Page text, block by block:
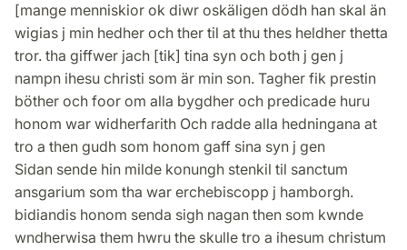
[mange menniskior ok diwr oskäligen dödh han skal än
wigias j min hedher och ther til at thu thes heldher thetta
tror. tha giffwer jach [tik] tina syn och both j gen j
nampn ihesu christi som är min son. Tagher fik prestin
böther och foor om alla bygdher och predicade huru
honom war widherfarith Och radde alla hedningana at
tro a then gudh som honom gaff sina syn j gen
Sidan sende hin milde konungh stenkil til sanctum
ansgarium som tha war erchebiscopp j hamborgh.
bidiandis honom senda sigh nagan then som kwnde
wndherwisa them hwru the skulle tro a ihesum christum